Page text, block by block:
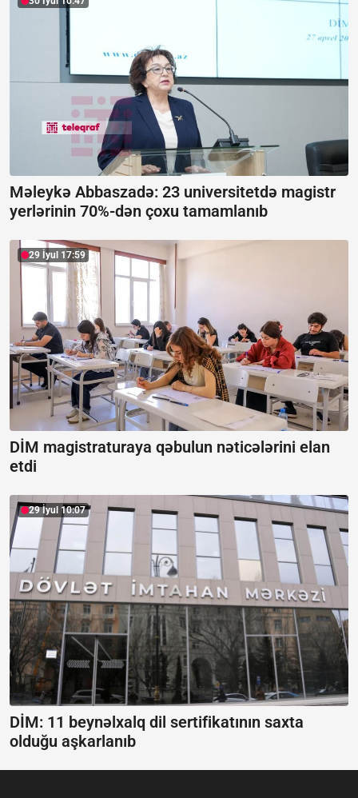
Məleykə Abbaszadə: 23 universitetdə magistr
yerlərinin 70%-dən çoxu tamamlanıb
29 İyul 17:59
DİM magistraturaya qəbulun nəticələrini elan
etdi
29 İyul 10:07
DİM: 11 beynəlxalq dil sertifikatının saxta
olduğu aşkarlanıb